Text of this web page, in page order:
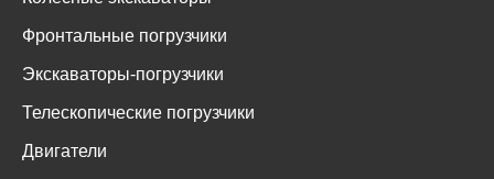
Фронтальные погрузчики
Экскаваторы-погрузчики
Телескопические погрузчики
Двигатели